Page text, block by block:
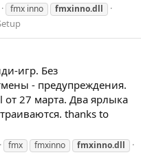
fmx inno fmxinno.dll
игр. Без
- предупреждения.
27 марта. Два ярлыка
thanks to
fmx fmxinno fmxinno.dll